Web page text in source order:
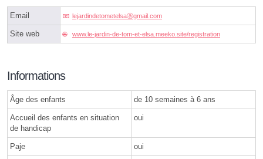
Email lejardindetometelsaⓐgmail.com
Site web www.le-jardin-de-tom-et-elsa.meeko.site/registration
Informations
Âge des enfants de 10 semaines à 6 ans
Accueil des enfants en situation
de handicap
oui
Paje oui